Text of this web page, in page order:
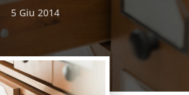
5 Giu 2014